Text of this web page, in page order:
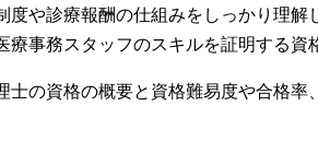
度や診療報酬の仕組みをしっかり理解
事務スタッフのスキルを証明する資
士の資格の概要と資格難易度や合格率